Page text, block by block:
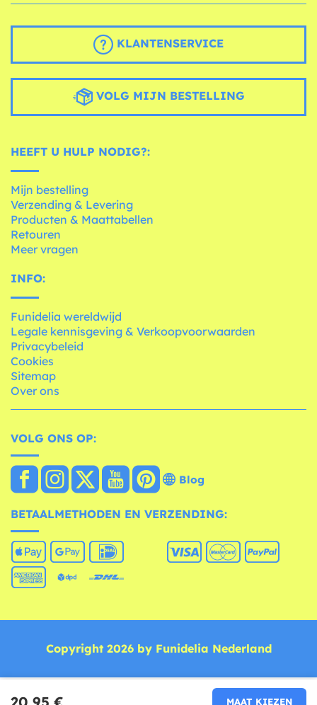
20,95 € MAAT KIEZEN
KLANTENSERVICE
VOLG MIJN BESTELLING
HEEFT U HULP NODIG?:
Mijn bestelling
Verzending & Levering
Producten & Maattabellen
Retouren
Meer vragen
INFO:
Funidelia wereldwijd
Legale kennisgeving & Verkoopvoorwaarden
Privacybeleid
Cookies
Sitemap
Over ons
VOLG ONS OP:
Blog
BETAALMETHODEN EN VERZENDING:
Copyright 2026 by Funidelia Nederland